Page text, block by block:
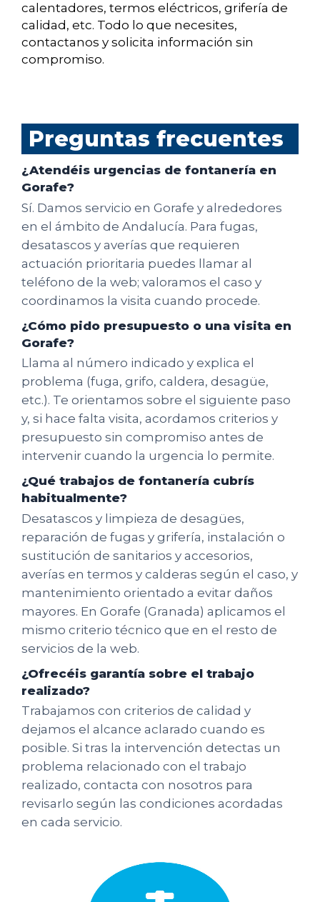
calentadores, termos eléctricos, grifería de
calidad, etc. Todo lo que necesites,
contactanos y solicita información sin
compromiso.
Preguntas frecuentes
¿Atendéis urgencias de fontanería en
Gorafe?
Sí. Damos servicio en Gorafe y alrededores
en el ámbito de Andalucía. Para fugas,
desatascos y averías que requieren
actuación prioritaria puedes llamar al
teléfono de la web; valoramos el caso y
coordinamos la visita cuando procede.
¿Cómo pido presupuesto o una visita en
Gorafe?
Llama al número indicado y explica el
problema (fuga, grifo, caldera, desagüe,
etc.). Te orientamos sobre el siguiente paso
y, si hace falta visita, acordamos criterios y
presupuesto sin compromiso antes de
intervenir cuando la urgencia lo permite.
¿Qué trabajos de fontanería cubrís
habitualmente?
Desatascos y limpieza de desagües,
reparación de fugas y grifería, instalación o
sustitución de sanitarios y accesorios,
averías en termos y calderas según el caso, y
mantenimiento orientado a evitar daños
mayores. En Gorafe (Granada) aplicamos el
mismo criterio técnico que en el resto de
servicios de la web.
¿Ofrecéis garantía sobre el trabajo
realizado?
Trabajamos con criterios de calidad y
dejamos el alcance aclarado cuando es
posible. Si tras la intervención detectas un
problema relacionado con el trabajo
realizado, contacta con nosotros para
revisarlo según las condiciones acordadas
en cada servicio.